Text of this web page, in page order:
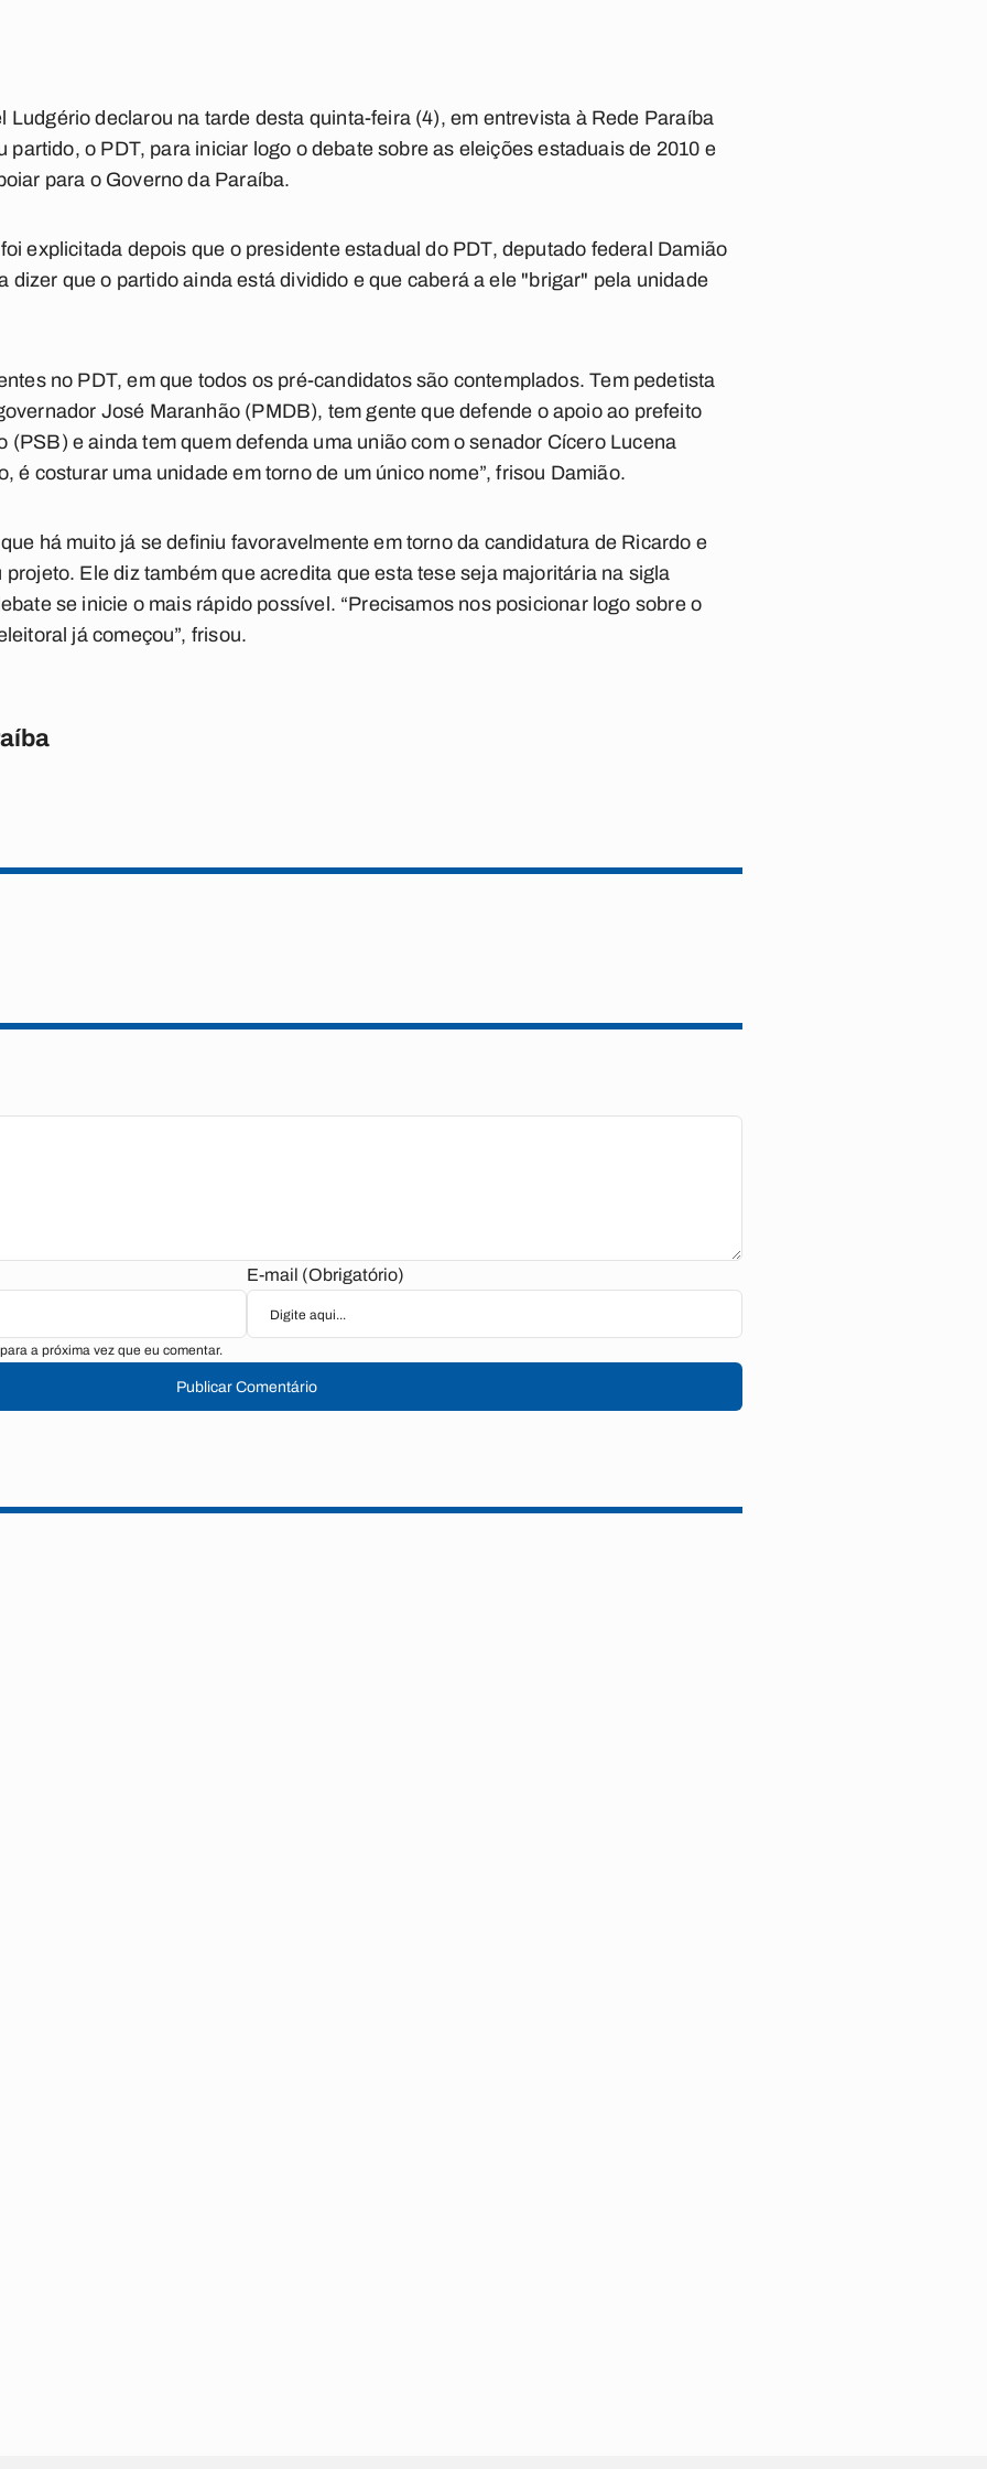
Ludgério declarou na tarde desta quinta-feira (4), em entrevista à Rede Paraíba
partido, o PDT, para iniciar logo o debate sobre as eleições estaduais de 2010 e
para o Governo da Paraíba.
explicitada depois que o presidente estadual do PDT, deputado federal Damião
dizer que o partido ainda está dividido e que caberá a ele "brigar" pela unidade
no PDT, em que todos os pré-candidatos são contemplados. Tem pedetista
José Maranhão (PMDB), tem gente que defende o apoio ao prefeito
(PSB) e ainda tem quem defenda uma união com o senador Cícero Lucena
é costurar uma unidade em torno de um único nome”, frisou Damião.
há muito já se definiu favoravelmente em torno da candidatura de Ricardo e
Ele diz também que acredita que esta tese seja majoritária na sigla
se inicie o mais rápido possível. “Precisamos nos posicionar logo sobre o
já começou”, frisou.
E-mail (Obrigatório)
a próxima vez que eu comentar.
Publicar Comentário